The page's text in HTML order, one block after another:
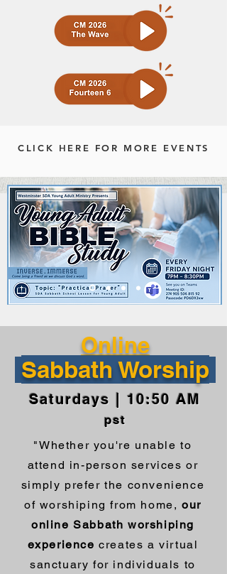
CLICK HERE FOR MORE EVENTS
Online
Sabbath Worship
Saturdays | 10:50 AM
pst
"Whether you're unable to
attend in-person services or
simply prefer the convenience
of worshiping from home,our
online Sabbath worshiping
experiencecreates a virtual
sanctuary for individuals to